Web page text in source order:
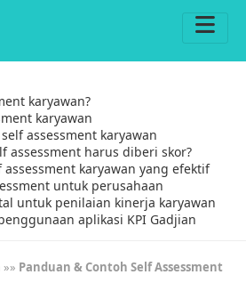
karyawan?
karyawan
assessment karyawan
assessment harus diberi skor?
karyawan yang efektif
untuk perusahaan
untuk penilaian kinerja karyawan
aplikasi KPI Gadjian
»» Panduan & Contoh Self Assessment